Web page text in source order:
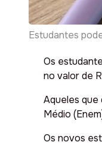
Estudantes
Os
no valor de
Aqueles que
Médio
Os novos